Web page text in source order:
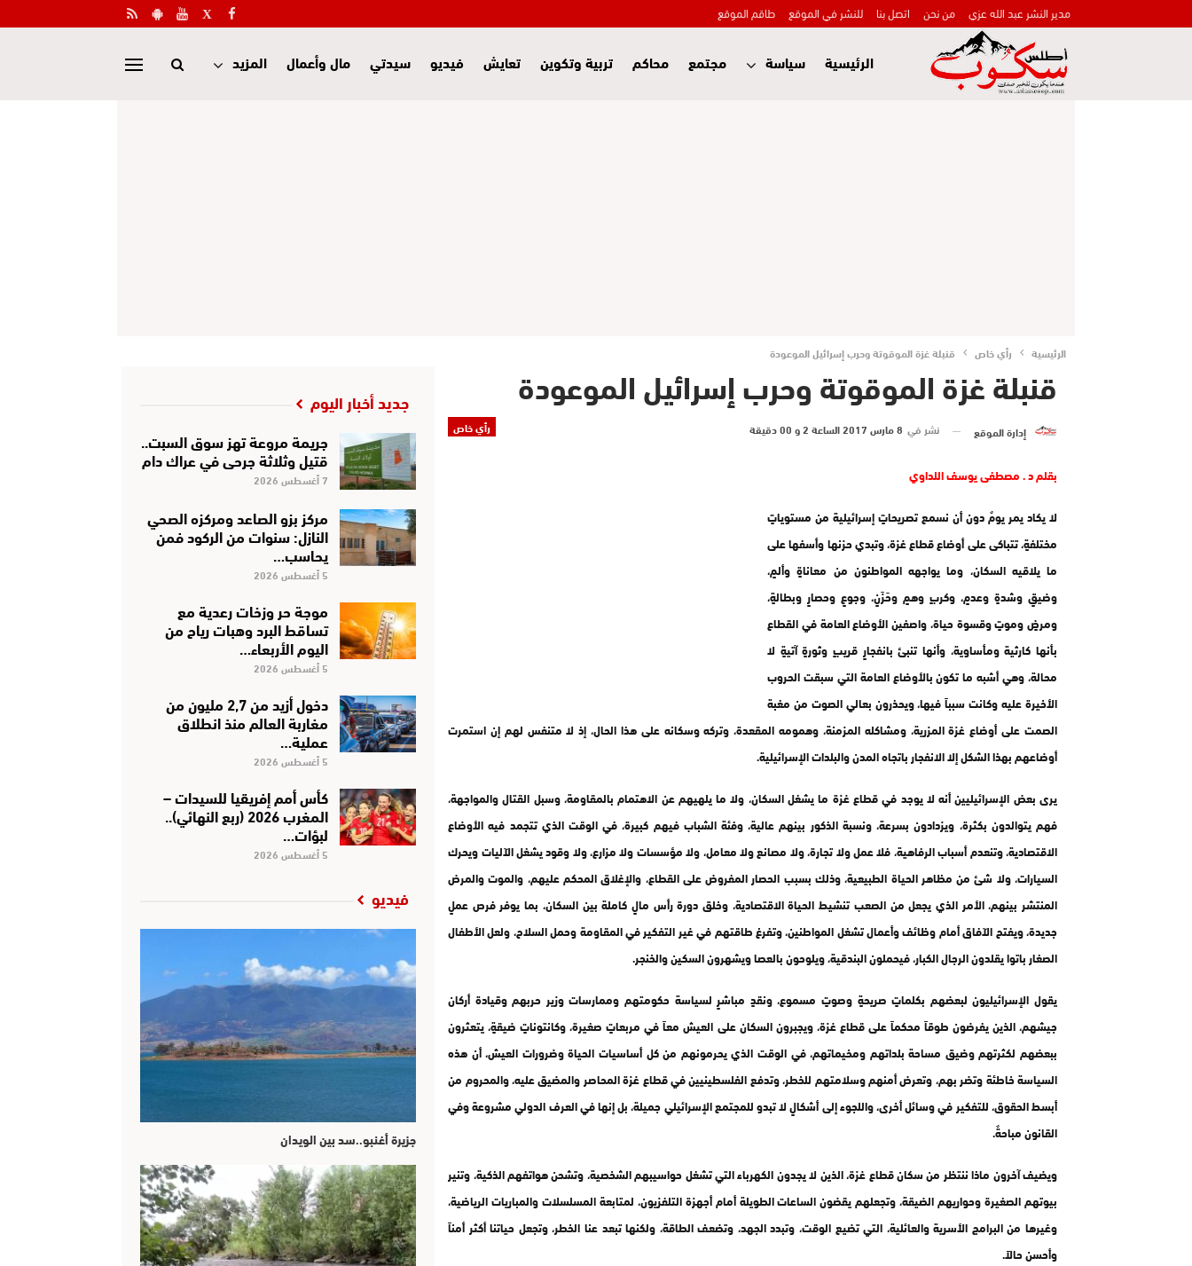
مدير النشر عبد الله عزي من نحن اتصل بنا للنشر في الموقع طاقم الموقع
الرئيسية سياسة مجتمع محاكم تربية وتكوين تعايش فيديو سيدتي مال وأعمال المزيد
الرئيسية رأي خاص قنبلة غزة الموقوتة وحرب إسرائيل الموعودة
قنبلة غزة الموقوتة وحرب إسرائيل الموعودة
رأي خاص إدارة الموقع نشر في 8 مارس 2017 الساعة 2 و 00 دقيقة
بقلم د .مصطفى يوسف اللداوي
لا يكاد يمر يومٌ دون أن نسمع تصريحاتٍ إسرائيلية من مستوياتٍ
مختلفةٍ، تتباكى على أوضاع قطاع غزة، وتبدي حزنها وأسفها على
ما يلاقيه السكان، وما يواجهه المواطنون من معاناةٍ وألمٍ،
وضيقٍ وشدةٍ وعدمٍ، وكربٍ وهمٍ وحَزَنٍ، وجوعٍ وحصارٍ وبطالةٍ،
ومرضٍ وموتٍ وقسوة حياة، واصفين الأوضاع العامة في القطاع
بأنها كارثية ومأساوية، وأنها تنبئ بانفجارٍ قريبٍ وثورةٍ آتيةٍ لا
محالة، وهي أشبه ما تكون بالأوضاع العامة التي سبقت الحروب
الأخيرة عليه وكانت سبباً فيها، ويحذرون بعالي الصوت من مغبة
الصمت على أوضاع غزة المزرية، ومشاكله المزمنة، وهمومه المقعدة، وتركه وسكانه على هذا الحال، إذ لا متنفس لهم إن استمرت
أوضاعهم بهذا الشكل إلا الانفجار باتجاه المدن والبلدات الإسرائيلية.
يرى بعض الإسرائيليين أنه لا يوجد في قطاع غزة ما يشغل السكان، ولا ما يلهيهم عن الاهتمام بالمقاومة، وسبل القتال والمواجهة،
فهم يتوالدون بكثرة، ويزدادون بسرعة، ونسبة الذكور بينهم عالية، وفئة الشباب فيهم كبيرة، في الوقت الذي تتجمد فيه الأوضاع
الاقتصادية، وتنعدم أسباب الرفاهية، فلا عمل ولا تجارة، ولا مصانع ولا معامل، ولا مؤسسات ولا مزارع، ولا وقود يشغل الآليات ويحرك
السيارات، ولا شئ من مظاهر الحياة الطبيعية، وذلك بسبب الحصار المفروض على القطاع، والإغلاق المحكم عليهم، والموت والمرض
المنتشر بينهم، الأمر الذي يجعل من الصعب تنشيط الحياة الاقتصادية، وخلق دورة رأس مالٍ كاملة بين السكان، بما يوفر فرص عملٍ
جديدة، ويفتح الآفاق أمام وظائف وأعمال تشغل المواطنين، وتفرغ طاقتهم في غير التفكير في المقاومة وحمل السلاح، ولعل الأطفال
الصغار باتوا يقلدون الرجال الكبار، فيحملون البندقية، ويلوحون بالعصا ويشهرون السكين والخنجر.
يقول الإسرائيليون لبعضهم بكلماتٍ صريحةٍ وصوتٍ مسموع، ونقدٍ مباشرٍ لسياسة حكومتهم وممارسات وزير حربهم وقيادة أركان
جيشهم، الذين يفرضون طوقاً محكماً على قطاع غزة، ويجبرون السكان على العيش معاً في مربعاتٍ صغيرة، وكانتوناتٍ ضيقةٍ، يتعثرون
ببعضهم لكثرتهم وضيق مساحة بلداتهم ومخيماتهم، في الوقت الذي يحرمونهم من كل أساسيات الحياة وضرورات العيش، أن هذه
السياسة خاطئة وتضر بهم، وتعرض أمنهم وسلامتهم للخطر، وتدفع الفلسطينيين في قطاع غزة المحاصر والمضيق عليه، والمحروم من
أبسط الحقوق، للتفكير في وسائل أخرى، واللجوء إلى أشكالٍ لا تبدو للمجتمع الإسرائيلي جميلة، بل إنها في العرف الدولي مشروعة وفي
القانون مباحةٌ.
ويضيف آخرون ماذا ننتظر من سكان قطاع غزة، الذين لا يجدون الكهرباء التي تشغل حواسيبهم الشخصية، وتشحن هواتفهم الذكية، وتنير
بيوتهم الصغيرة وحواريهم الضيقة، وتجعلهم يقضون الساعات الطويلة أمام أجهزة التلفزيون، لمتابعة المسلسلات والمباريات الرياضية،
وغيرها من البرامج الأسرية والعائلية، التي تضيع الوقت، وتبدد الجهد، وتضعف الطاقة، ولكنها تبعد عنا الخطر، وتجعل حياتنا أكثر أمناً
وأحسن حالاً.
جديد أخبار اليوم
جريمة مروعة تهز سوق السبت..
قتيل وثلاثة جرحى في عراك دام
7 أغسطس 2026
مركز بزو الصاعد ومركزه الصحي
النازل: سنوات من الركود فمن
يحاسب…
5 أغسطس 2026
موجة حر وزخات رعدية مع
تساقط البرد وهبات رياح من
اليوم الأربعاء…
5 أغسطس 2026
دخول أزيد من 2,7 مليون من
مغاربة العالم منذ انطلاق
عملية…
5 أغسطس 2026
كأس أمم إفريقيا للسيدات –
المغرب 2026 (ربع النهائي)..
لبؤات…
5 أغسطس 2026
فيديو
جزيرة أغنبو..سد بين الويدان